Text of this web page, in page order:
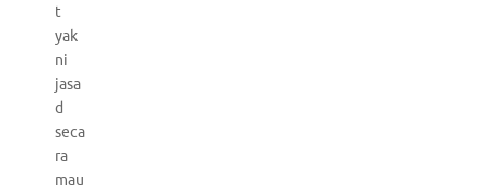
t
yak
ni
jasa
d
seca
ra
mau